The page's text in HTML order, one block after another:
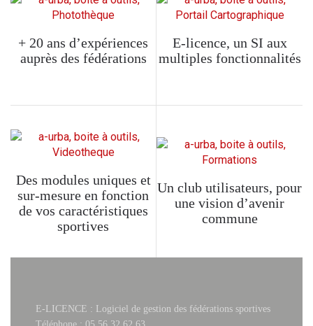
+ 20 ans d’expériences
auprès des fédérations
E-licence, un SI aux
multiples fonctionnalités
Des modules uniques et
sur-mesure en fonction
de vos caractéristiques
sportives
Un club utilisateurs, pour
une vision d’avenir
commune
E-LICENCE : Logiciel de gestion des fédérations sportives